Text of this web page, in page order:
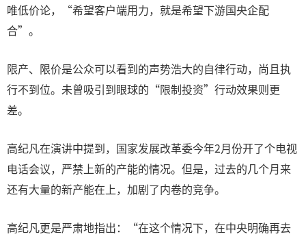
唯低价论，“希望客户端用力，就是希望下游国央企配
合”。
限产、限价是公众可以看到的声势浩大的自律行动，尚且执
行不到位。未曾吸引到眼球的“限制投资”行动效果则更
差。
高纪凡在演讲中提到，国家发展改革委今年2月份开了个电视
电话会议，严禁上新的产能的情况。但是，过去的几个月来
还有大量的新产能在上，加剧了内卷的竞争。
高纪凡更是严肃地指出：“在这个情况下，在中央明确再去